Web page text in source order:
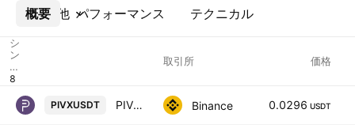
概要 パフォーマンス テクニカル
その他
シ
ン
ボ
ル
取引所 価格
PIVXUSDT PIVX / TetherUS Binance 0.0296 USDT